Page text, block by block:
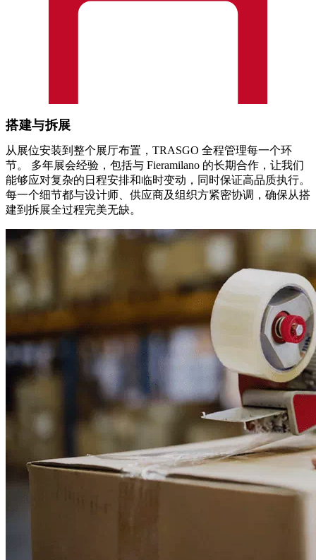
搭建与拆展
从展位安装到整个展厅布置，TRASGO 全程管理每一个环
节。 多年展会经验，包括与 Fieramilano 的长期合作，让我们
能够应对复杂的日程安排和临时变动，同时保证高品质执行。
每一个细节都与设计师、供应商及组织方紧密协调，确保从搭
建到拆展全过程完美无缺。